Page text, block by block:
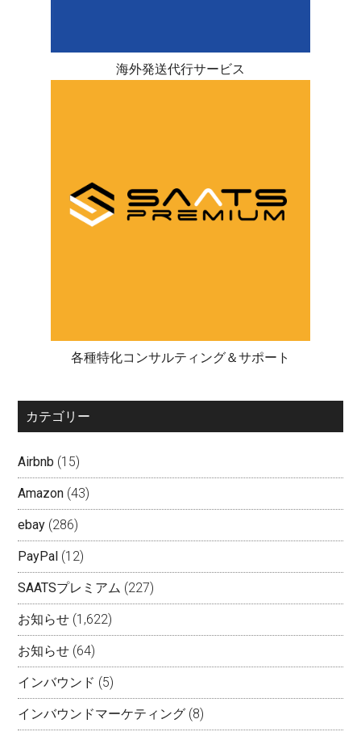
海外発送代行サービス
各種特化コンサルティング＆サポート
カテゴリー
Airbnb (15)
Amazon (43)
ebay (286)
PayPal (12)
SAATSプレミアム (227)
お知らせ (1,622)
お知らせ (64)
インバウンド (5)
インバウンドマーケティング (8)